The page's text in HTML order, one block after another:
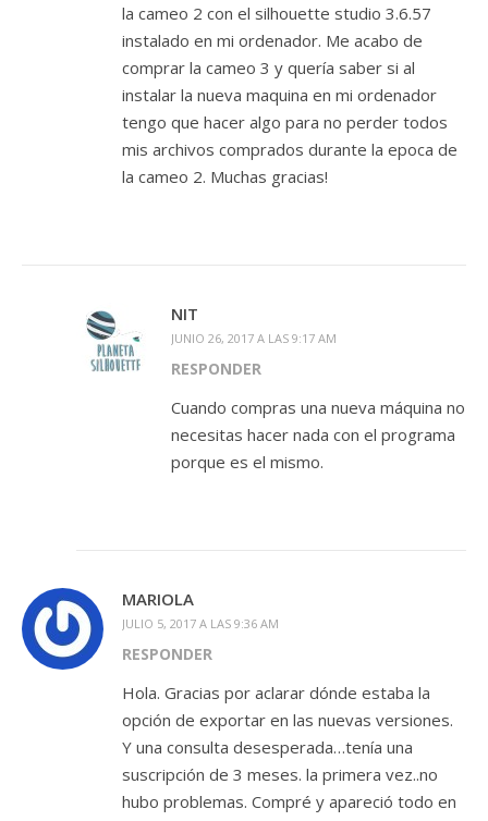
la cameo 2 con el silhouette studio 3.6.57
instalado en mi ordenador. Me acabo de
comprar la cameo 3 y quería saber si al
instalar la nueva maquina en mi ordenador
tengo que hacer algo para no perder todos
mis archivos comprados durante la epoca de
la cameo 2. Muchas gracias!
NIT
JUNIO 26, 2017 A LAS 9:17 AM
RESPONDER
Cuando compras una nueva máquina no
necesitas hacer nada con el programa
porque es el mismo.
MARIOLA
JULIO 5, 2017 A LAS 9:36 AM
RESPONDER
Hola. Gracias por aclarar dónde estaba la
opción de exportar en las nuevas versiones.
Y una consulta desesperada…tenía una
suscripción de 3 meses. la primera vez..no
hubo problemas. Compré y apareció todo en